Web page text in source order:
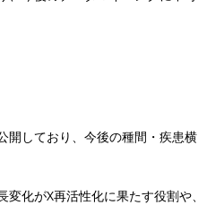
開しており、今後の種間・疾患横
化がX再活性化に果たす役割や、